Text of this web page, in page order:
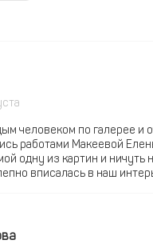
человеком по галерее и
работами Макеевой
одну из картин и ничуть
вписалась в наш